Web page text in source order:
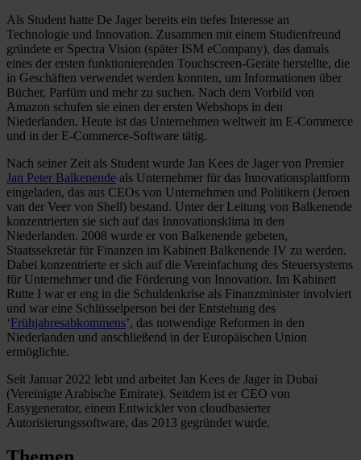
Als Student hatte De Jager bereits ein tiefes Interesse an
Technologie und Innovation. Zusammen mit einem Studienfreund
gründete er Spectra Vision (später ISM eCompany), das damals
eines der ersten funktionierenden Touchscreen-Geräte herstellte, die
in Geschäften verwendet werden konnten, um Informationen über
Bücher, Parfüm und mehr zu suchen. Nach dem Vorbild von
Amazon schufen sie einen der ersten Webshops in den
Niederlanden. Heute ist das Unternehmen weltweit im E-Commerce
und in der E-Commerce-Software tätig.
Nach seiner Zeit als Student wurde Jan Kees de Jager von Premier
Jan Peter Balkenende als Unternehmer für das Innovationsplattform
eingeladen, das aus CEOs von Unternehmen und Politikern (Jeroen
van der Veer von Shell) bestand. Unter der Leitung von Balkenende
konzentrierten sie sich auf das Innovationsklima in den
Niederlanden. 2008 wurde er von Balkenende gebeten,
Staatssekretär für Finanzen im Kabinett Balkenende IV zu werden.
Dabei konzentrierte er sich auf die Vereinfachung des Steuersystems
für Unternehmer und die Förderung von Innovation. Im Kabinett
Rutte I war er eng in die Schuldenkrise als Finanzminister involviert
und war eine Schlüsselperson bei der Entstehung des
‘Frühjahresabkommens’, das notwendige Reformen in den
Niederlanden und anschließend in der Europäischen Union
ermöglichte.
Seit Januar 2022 lebt und arbeitet Jan Kees de Jager in Dubai
(Vereinigte Arabische Emirate). Seitdem ist er CEO von
Easygenerator, einem Entwickler von cloudbasierter
Autorisierungssoftware, das 2013 gegründet wurde.